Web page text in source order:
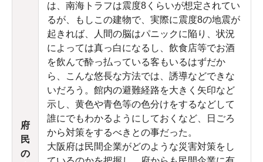
府
民
の
は、南海トラフは震度8くらいが想定されてい
るが、もしこの建物で、実際に震度8の地震が
起きれば、人間の脳はパニックに陥り、状況
によっては真っ白になるし、飲食店等でお酒
を飲んで酔っ払っている客もいるはずだか
ら、こんな悠長な方法では、誘導などできな
いだろう。館内の避難経路を大きく矢印など
示し、黄色や青色等の色分けをするなどして
誰にでもわかるようにしておくなど、日ごろ
から対策をするべきとの事だった。
大阪府は民間企業がどのような災害対策をし